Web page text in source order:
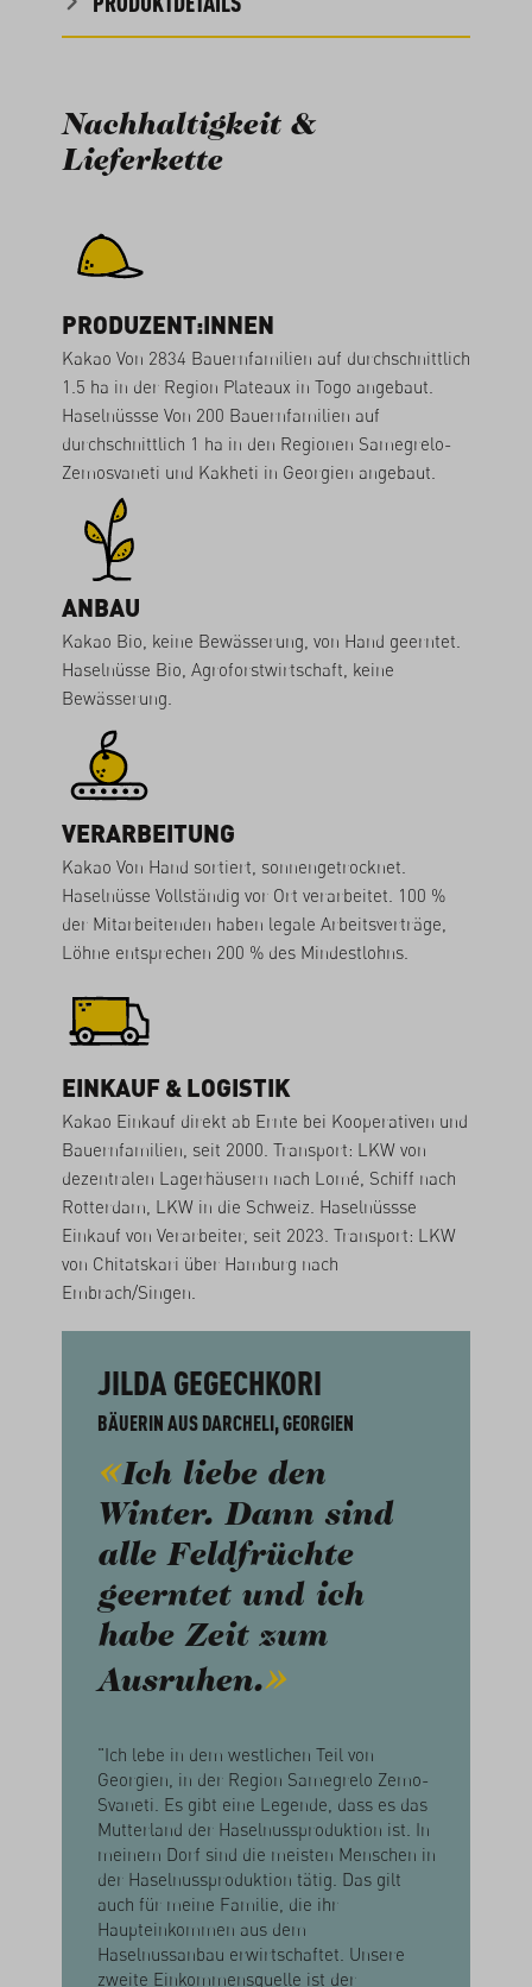
Nachhaltigkeit &
Lieferkette
PRODUZENT:INNEN
Kakao Von 2834 Bauernfamilien auf durchschnittlich
1.5 ha in der Region Plateaux in Togo angebaut.
Haselnüssse Von 200 Bauernfamilien auf
durchschnittlich 1 ha in den Regionen Samegrelo-
Zemosvaneti und Kakheti in Georgien angebaut.
ANBAU
Kakao Bio, keine Bewässerung, von Hand geerntet.
Haselnüsse Bio, Agroforstwirtschaft, keine
Bewässerung.
VERARBEITUNG
Kakao Von Hand sortiert, sonnengetrocknet.
Haselnüsse Vollständig vor Ort verarbeitet. 100 %
der Mitarbeitenden haben legale Arbeitsverträge,
Löhne entsprechen 200 % des Mindestlohns.
EINKAUF & LOGISTIK
Kakao Einkauf direkt ab Ernte bei Kooperativen und
Bauernfamilien, seit 2000. Transport: LKW von
dezentralen Lagerhäusern nach Lomé, Schiff nach
Rotterdam, LKW in die Schweiz. Haselnüssse
Einkauf von Verarbeiter, seit 2023. Transport: LKW
von Chitatskari über Hamburg nach
Embrach/Singen.
JILDA GEGECHKORI
BÄUERIN AUS DARCHELI, GEORGIEN
Ich liebe den
Winter. Dann sind
alle Feldfrüchte
geerntet und ich
habe Zeit zum
Ausruhen.
"Ich lebe in dem westlichen Teil von
Georgien, in der Region Samegrelo Zemo-
Svaneti. Es gibt eine Legende, dass es das
Mutterland der Haselnussproduktion ist. In
meinem Dorf sind die meisten Menschen in
der Haselnussproduktion tätig. Das gilt
auch für meine Familie, die ihr
Haupteinkommen aus dem
Haselnussanbau erwirtschaftet. Unsere
zweite Einkommensquelle ist der